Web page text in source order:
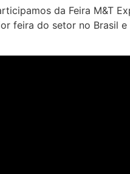
da Feira M&T
feira do setor no Brasil